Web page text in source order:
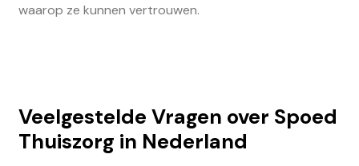
waarop ze kunnen vertrouwen.
Veelgestelde Vragen over Spoed
Thuiszorg in Nederland